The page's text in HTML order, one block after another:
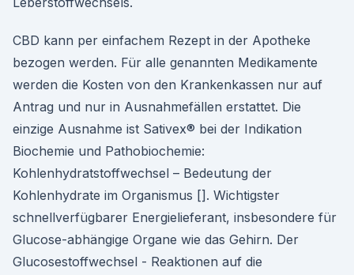
CBD kann per einfachem Rezept in der Apotheke
bezogen werden. Für alle genannten Medikamente
werden die Kosten von den Krankenkassen nur auf
Antrag und nur in Ausnahmefällen erstattet. Die
einzige Ausnahme ist Sativex® bei der Indikation
Biochemie und Pathobiochemie:
Kohlenhydratstoffwechsel – Bedeutung der
Kohlenhydrate im Organismus []. Wichtigster
schnellverfügbarer Energielieferant, insbesondere für
Glucose-abhängige Organe wie das Gehirn. Der
Glucosestoffwechsel - Reaktionen auf die